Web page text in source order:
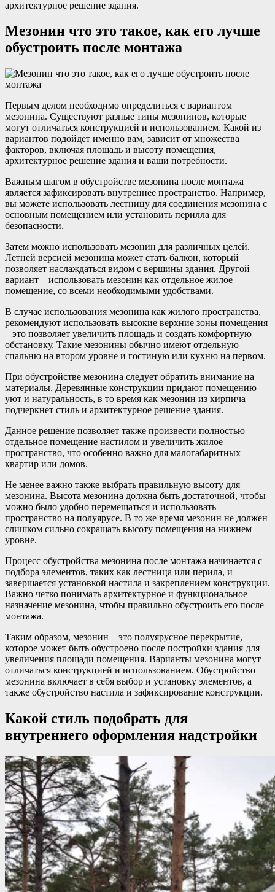
архитектурное решение здания.
Мезонин что это такое, как его лучше
обустроить после монтажа
Первым делом необходимо определиться с вариантом
мезонина. Существуют разные типы мезонинов, которые
могут отличаться конструкцией и использованием. Какой из
вариантов подойдет именно вам, зависит от множества
факторов, включая площадь и высоту помещения,
архитектурное решение здания и ваши потребности.
Важным шагом в обустройстве мезонина после монтажа
является зафиксировать внутреннее пространство. Например,
вы можете использовать лестницу для соединения мезонина с
основным помещением или установить перилла для
безопасности.
Затем можно использовать мезонин для различных целей.
Летней версией мезонина может стать балкон, который
позволяет наслаждаться видом с вершины здания. Другой
вариант – использовать мезонин как отдельное жилое
помещение, со всеми необходимыми удобствами.
В случае использования мезонина как жилого пространства,
рекомендуют использовать высокие верхние зоны помещения
– это позволяет увеличить площадь и создать комфортную
обстановку. Такие мезонины обычно имеют отдельную
спальню на втором уровне и гостиную или кухню на первом.
При обустройстве мезонина следует обратить внимание на
материалы. Деревянные конструкции придают помещению
уют и натуральность, в то время как мезонин из кирпича
подчеркнет стиль и архитектурное решение здания.
Данное решение позволяет также произвести полностью
отдельное помещение настилом и увеличить жилое
пространство, что особенно важно для малогабаритных
квартир или домов.
Не менее важно также выбрать правильную высоту для
мезонина. Высота мезонина должна быть достаточной, чтобы
можно было удобно перемещаться и использовать
пространство на полуярусе. В то же время мезонин не должен
слишком сильно сокращать высоту помещения на нижнем
уровне.
Процесс обустройства мезонина после монтажа начинается с
подбора элементов, таких как лестница или перила, и
завершается установкой настила и закреплением конструкции.
Важно четко понимать архитектурное и функциональное
назначение мезонина, чтобы правильно обустроить его после
монтажа.
Таким образом, мезонин – это полуярусное перекрытие,
которое может быть обустроено после постройки здания для
увеличения площади помещения. Варианты мезонина могут
отличаться конструкцией и использованием. Обустройство
мезонина включает в себя выбор и установку элементов, а
также обустройство настила и зафиксирование конструкции.
Какой стиль подобрать для
внутреннего оформления надстройки